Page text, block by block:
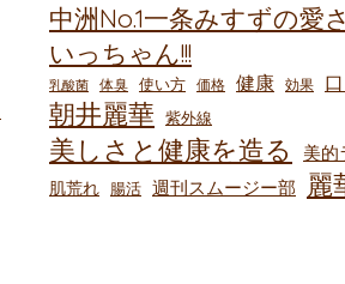
中洲No.1一条みすずの愛
いっちゃん!!!
乳酸菌 体臭 使い方 価格 健康 効果
朝井麗華 紫外線
美しさと健康を造る 美的
肌荒れ
腸活 週刊スムージー部 麗